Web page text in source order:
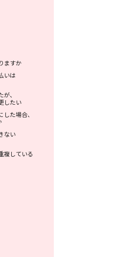
ますか
いは
、
したい
した場合、
ない
複している